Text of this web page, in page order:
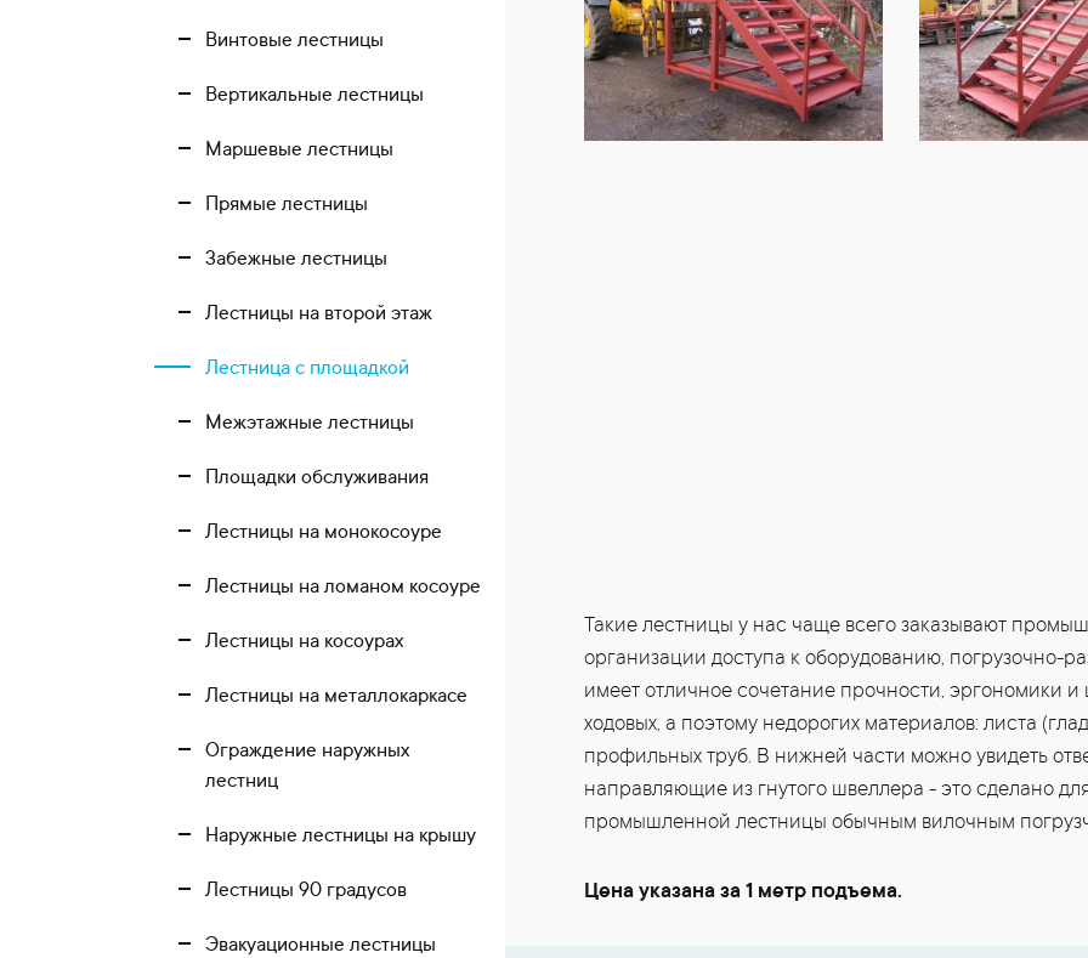
Винтовые лестницы
Вертикальные лестницы
Маршевые лестницы
Прямые лестницы
Забежные лестницы
Лестницы на второй этаж
Лестница с площадкой
Межэтажные лестницы
Площадки обслуживания
Лестницы на монокосоуре
Лестницы на ломаном косоуре
Лестницы на косоурах
Лестницы на металлокаркасе
Ограждение наружных
лестниц
Наружные лестницы на крышу
Лестницы 90 градусов
Эвакуационные лестницы
Такие лестницы у нас чаще всего заказывают
организации доступа к оборудованию, погрузочно-
имеет отличное сочетание прочности, эргономики
ходовых, а поэтому недорогих материалов: листа
профильных труб. В нижней части можно увидеть
направляющие из гнутого швеллера - это сделано
промышленной лестницы обычным вилочным
Цена указана за 1 метр подъема.